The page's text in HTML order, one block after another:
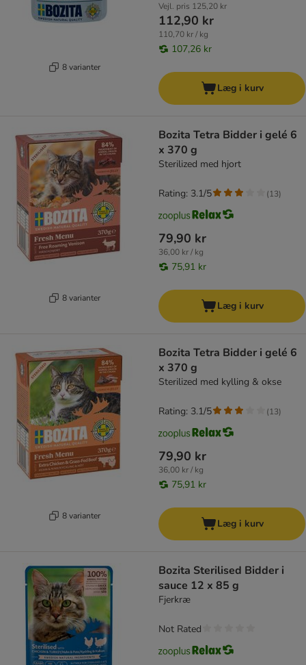
8 varianter
Vejl. pris 125,20 kr
112,90 kr
110,70 kr / kg
107,26 kr
Læg i kurv
8 varianter
Bozita Tetra Bidder i gelé 6
x 370 g
Sterilized med hjort
79,90 kr
36,00 kr / kg
75,91 kr
Rating: 3.1/5 (13)
Læg i kurv
8 varianter
Bozita Tetra Bidder i gelé 6
x 370 g
Sterilized med kylling & okse
79,90 kr
36,00 kr / kg
75,91 kr
Rating: 3.1/5 (13)
Læg i kurv
Bozita Sterilised Bidder i
sauce 12 x 85 g
Fjerkræ
Not Rated